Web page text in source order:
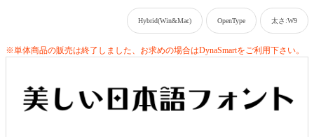
Hybrid(Win&Mac) OpenType 太さ:W9
※単体商品の販売は終了しました、お求めの場合はDynaSmartをご利用下さい。